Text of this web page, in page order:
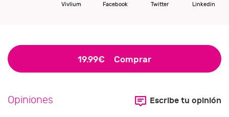
Vivlium Facebook Twitter Linkedin
19.99€ Comprar
Opiniones Escribe tu opinión